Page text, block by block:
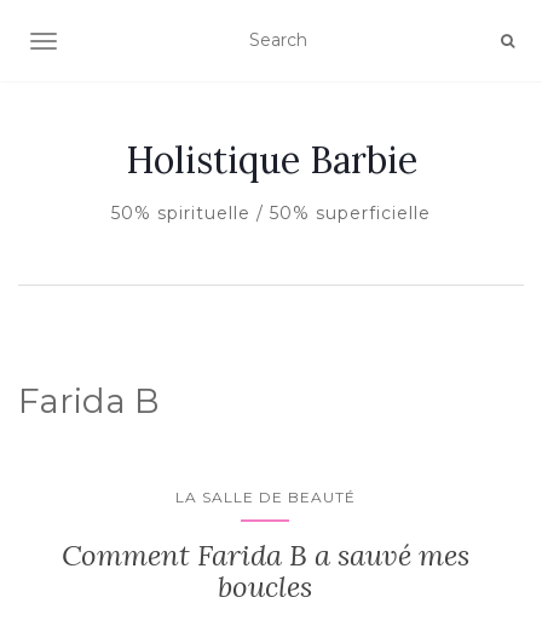
AFFICHER/MASQUER LA NAVIGATION
Holistique Barbie
50% spirituelle / 50% superficielle
Farida B
LA SALLE DE BEAUTÉ
Comment Farida B a sauvé mes
boucles